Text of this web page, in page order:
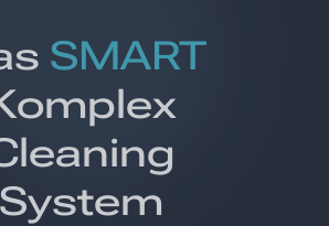
SMART
System